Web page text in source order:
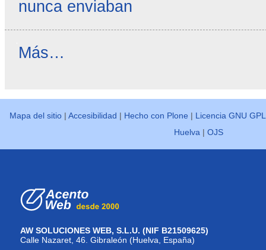
nunca enviaban
Reseñas
Más…
Mapa del sitio |Accesibilidad | Hecho con Plone | Licencia GNU GPL
Huelva |OJS
AW SOLUCIONES WEB, S.L.U. (NIF B21509625)
Calle Nazaret, 46. Gibraleón (Huelva, España)